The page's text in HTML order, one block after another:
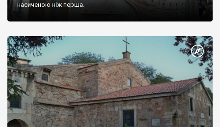
насиченою ніж перша.